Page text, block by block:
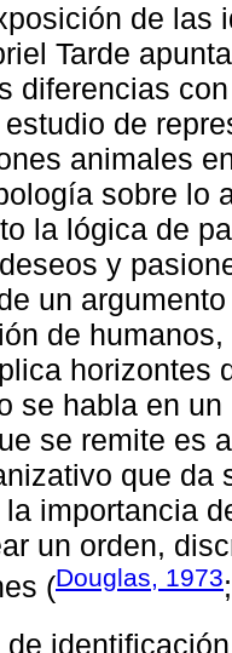
de las
Tarde
diferencias
de
animales
sobre lo
la lógica de
y
un
de
horizontes
se habla en
se remite es
que da
importancia
un orden,
(Douglas, 1973
de